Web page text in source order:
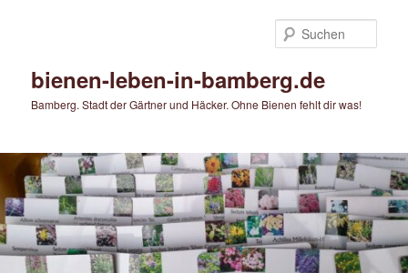
bienen-leben-in-bamberg.de
Bamberg. Stadt der Gärtner und Häcker. Ohne Bienen fehlt dir was!